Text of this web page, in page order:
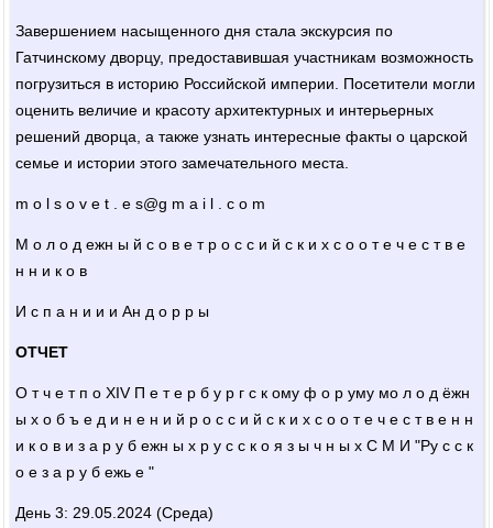
Завершением насыщенного дня стала экскурсия по
Гатчинскому дворцу, предоставившая участникам возможность
погрузиться в историю Российской империи. Посетители могли
оценить величие и красоту архитектурных и интерьерных
решений дворца, а также узнать интересные факты о царской
семье и истории этого замечательного места.
m o l s o v e t . e s@g m a i l . c o m
М о л о д ежн ы й с о в е т р о с с и й с к и х с о о т е ч е с т в е
н н и к о в
И с п а н и и и Ан д о р р ы
ОТЧЕТ
О т ч е т п о XIV П е т е р б у р г с к ому ф о р уму мо л о д ёжн
ы х о б ъ е д и н е н и й р о с с и й с к и х с о о т е ч е с т в е н н
и к о в и з а р у б ежн ы х р у с с к о я з ы ч н ы х С М И "Ру с с к
о е з а р у б ежь е "
День 3: 29.05.2024 (Среда)